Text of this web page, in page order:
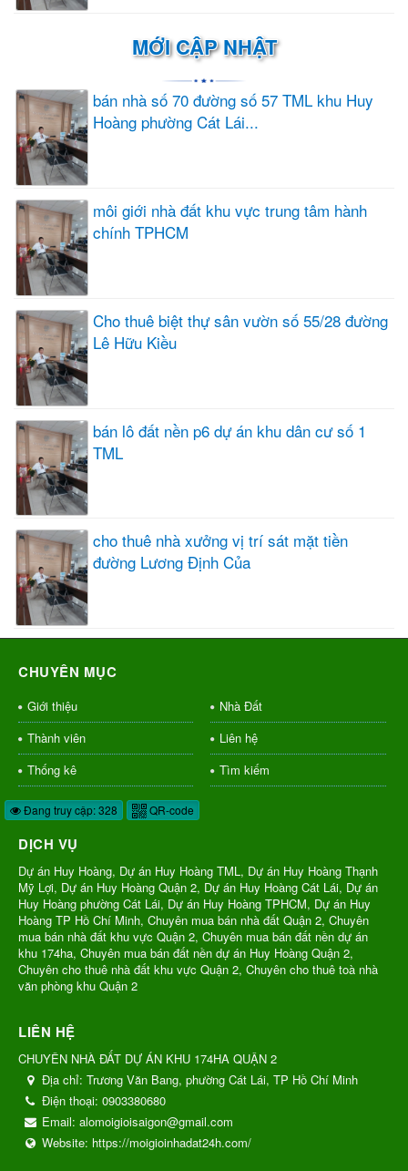
MỚI CẬP NHẬT
bán nhà số 70 đường số 57 TML khu Huy
Hoàng phường Cát Lái...
môi giới nhà đất khu vực trung tâm hành
chính TPHCM
Cho thuê biệt thự sân vườn số 55/28 đường
Lê Hữu Kiều
bán lô đất nền p6 dự án khu dân cư số 1
TML
cho thuê nhà xưởng vị trí sát mặt tiền
đường Lương Định Của
CHUYÊN MỤC
Giới thiệu
Nhà Đất
Thành viên
Liên hệ
Thống kê
Tìm kiếm
Đang truy cập: 328 QR-code
DỊCH VỤ
Dự án Huy Hoàng, Dự án Huy Hoàng TML, Dự án Huy Hoàng Thạnh
Mỹ Lợi, Dự án Huy Hoàng Quận 2, Dự án Huy Hoàng Cát Lái, Dự án
Huy Hoàng phường Cát Lái, Dự án Huy Hoàng TPHCM, Dự án Huy
Hoàng TP Hồ Chí Minh, Chuyên mua bán nhà đất Quận 2, Chuyên
mua bán nhà đất khu vực Quận 2, Chuyên mua bán đất nền dự án
khu 174ha, Chuyên mua bán đất nền dự án Huy Hoàng Quận 2,
Chuyên cho thuê nhà đất khu vực Quận 2, Chuyên cho thuê toà nhà
văn phòng khu Quận 2
LIÊN HỆ
CHUYÊN NHÀ ĐẤT DỰ ÁN KHU 174HA QUẬN 2
Địa chỉ: Trương Văn Bang, phường Cát Lái, TP Hồ Chí Minh
Điện thoại: 0903380680
Email: alomoigioisaigon@gmail.com
Website: https://moigioinhadat24h.com/